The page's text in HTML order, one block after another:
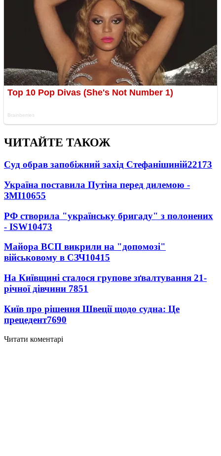
ЧИТАЙТЕ ТАКОЖ
Суд обрав запобіжний захід Стефанішиній22173
Україна поставила Путіна перед дилемою -
ЗМІ10655
РФ створила "українську бригаду" з полонених
- ISW10473
Майора ВСП викрили на "допомозі"
військовому в СЗЧ10415
На Київщині сталося групове зґвалтування 21-
річної дівчини 7851
Київ про рішення Швеції щодо судна: Це
прецедент7690
Читати коментарі